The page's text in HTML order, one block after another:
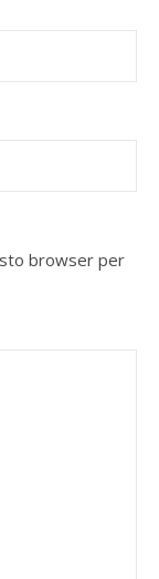
browser per